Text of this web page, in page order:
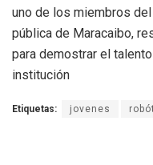
uno de los miembros
pública de Maracaibo,
para demostrar el
institución
Etiquetas: jovenes